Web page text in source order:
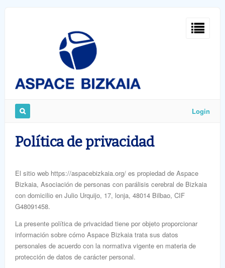
Remember
Me
Login
Política de privacidad
El sitio web https://aspacebizkaia.org/ es propiedad de Aspace
Bizkaia, Asociación de personas con parálisis cerebral de Bizkaia
con domicilio en Julio Urquijo, 17, lonja, 48014 Bilbao, CIF
G48091458.
La presente política de privacidad tiene por objeto proporcionar
información sobre cómo Aspace Bizkaia trata sus datos
personales de acuerdo con la normativa vigente en materia de
protección de datos de carácter personal.